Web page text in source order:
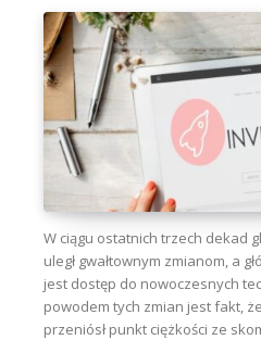
W ciągu ostatnich trzech dekad
uległ gwałtownym zmianom, a
jest dostęp do nowoczesnych
powodem tych zmian jest fakt,
przeniósł punkt ciężkości ze